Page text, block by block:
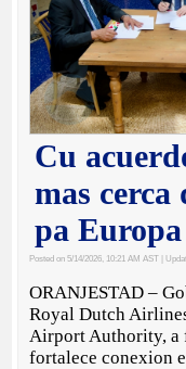
Cu
mas
pa Europa
Posted on 5/14/2026, 10:21 AM AST |
ORANJESTAD –
Royal Dutch
Airport Authority, a
fortalece conexion